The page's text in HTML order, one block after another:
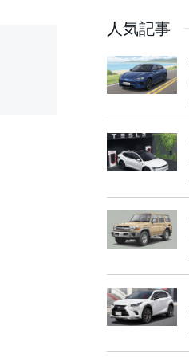
人気記事